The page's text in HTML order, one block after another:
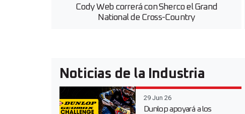
Cody Web correrá con Sherco el Grand
National de Cross-Country
Noticias de la Industria
29 Jun 26
Dunlop apoyará a los